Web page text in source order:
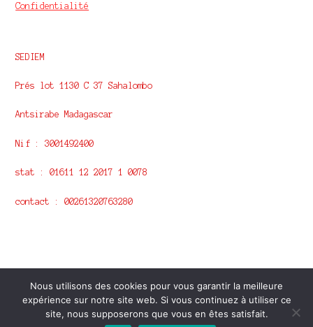
Confidentialité
SEDIEM
Prés lot 1130 C 37 Sahalombo
Antsirabe Madagascar
Nif : 3001492400
stat : 01611 12 2017 1 0078
contact : 00261320763280
Remarque sur la confidentialité
Construit avec
Storefront & WooCommerce
Nous utilisons des cookies pour vous garantir la meilleure
expérience sur notre site web. Si vous continuez à utiliser ce
site, nous supposerons que vous en êtes satisfait.